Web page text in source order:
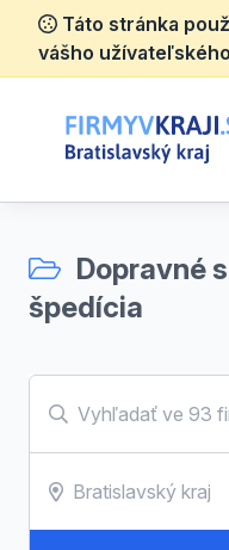
Táto stránka
vášho
Dopravné
špedícia